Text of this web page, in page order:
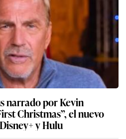
narrado por Kevin
Christmas”, el nuevo
y Hulu